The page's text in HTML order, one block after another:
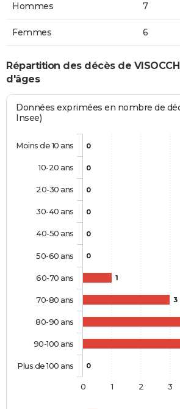
Hommes 7
Femmes 6
Répartition des décès de
d'âges
Données exprimées en nombre de
Insee)
0
0
0
0
0
0
1
3
0
Moins de 10 ans
10-20 ans
20-30 ans
30-40 ans
40-50 ans
50-60 ans
60-70 ans
70-80 ans
80-90 ans
90-100 ans
Plus de 100 ans
0 1 2 3